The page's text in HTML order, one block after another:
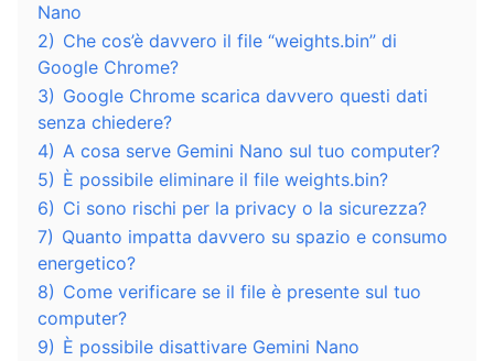
Nano
2) Che cos’è davvero il file “weights.bin” di
Google Chrome?
3) Google Chrome scarica davvero questi dati
senza chiedere?
4) A cosa serve Gemini Nano sul tuo computer?
5) È possibile eliminare il file weights.bin?
6) Ci sono rischi per la privacy o la sicurezza?
7) Quanto impatta davvero su spazio e consumo
energetico?
8) Come verificare se il file è presente sul tuo
computer?
9) È possibile disattivare Gemini Nano